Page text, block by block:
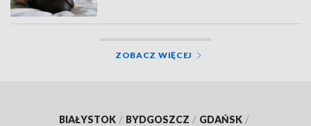
ZOBACZ WIĘCEJ
BIAŁYSTOK / BYDGOSZCZ / GDAŃSK /